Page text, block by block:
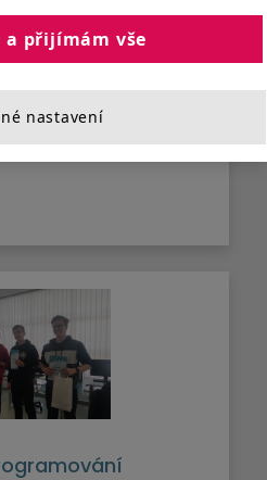
– hospitace
proběhla na naší škole v rámci
a přijímám vše
nastavení